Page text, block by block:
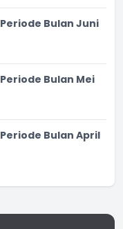
Bulan Juni
Bulan Mei
Bulan April